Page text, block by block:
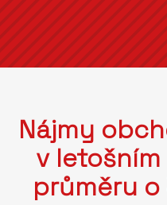
Nájmy
v
průměru